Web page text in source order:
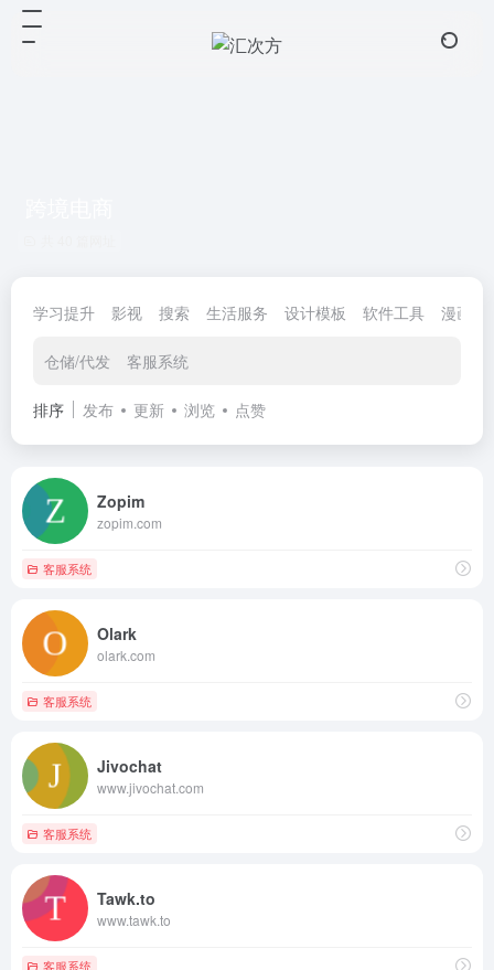
学习提升 影视 搜索 生活服务 设计模板 软件工具 漫画小
仓储/代发 客服系统
排序 发布 更新 浏览 点赞
Zopim
zopim.com
客服系统
Olark
olark.com
客服系统
Jivochat
www.jivochat.com
客服系统
Tawk.to
www.tawk.to
客服系统